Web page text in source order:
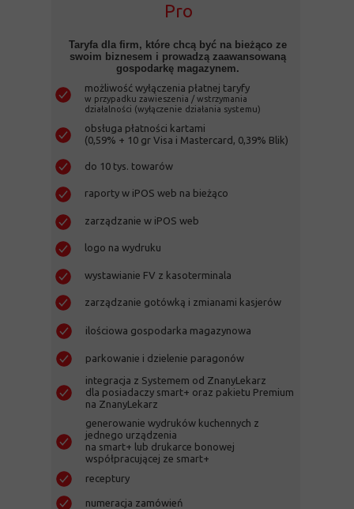
parkowanie i dzielenie paragonów
integracja z Systemem od ZnanyLekarz
dla posiadaczy smart+ oraz pakietu Premium
na ZnanyLekarz
generowanie wydruków kuchennych z
jednego urządzenia
na smart+ lub drukarce bonowej
współpracującej ze smart+
zarządzanie gotówką i zmianami kasjerów
wystawianie FV z kasoterminala
numeracja zamówień
możliwość wyłączenia płatnej taryfy
w przypadku zawieszenia / wstrzymania
działalności (wyłączenie działania systemu)
obsługa płatności kartami
(0,59% + 10 gr Visa i Mastercard, 0,39% Blik)
Pro
receptury
ilościowa gospodarka magazynowa
logo na wydruku
zarządzanie w iPOS web
raporty w iPOS web na bieżąco
do 10 tys. towarów
Taryfa dla firm, które chcą być na bieżąco ze
swoim biznesem i prowadzą zaawansowaną
gospodarkę magazynem.